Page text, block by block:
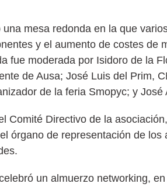
mesa redonda en la que
y el aumento de costes
fue moderada por Isidoro de la
de Ausa; José Luis del Prim,
de la feria Smopyc; y
Comité Directivo de la
órgano de representación de
un almuerzo networking,